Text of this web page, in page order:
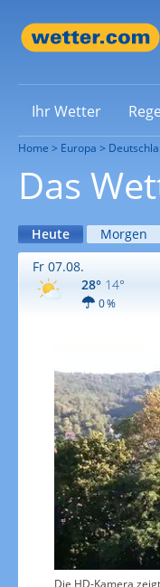
Ihr Wetter
Home Europa
Das
Heute Morgen
Fr 07.08.
28° 14°
0 %
Die HD-Kamera